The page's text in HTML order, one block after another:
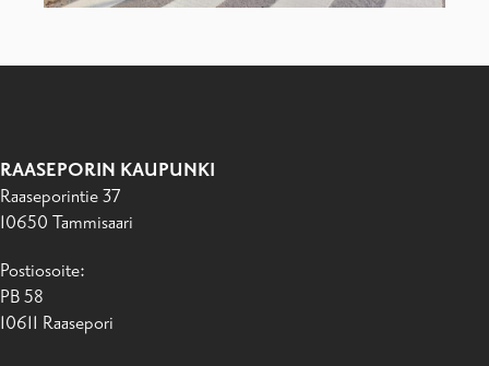
RAASEPORIN KAUPUNKI
Raaseporintie 37
10650 Tammisaari
Postiosoite:
PB 58
10611 Raasepori